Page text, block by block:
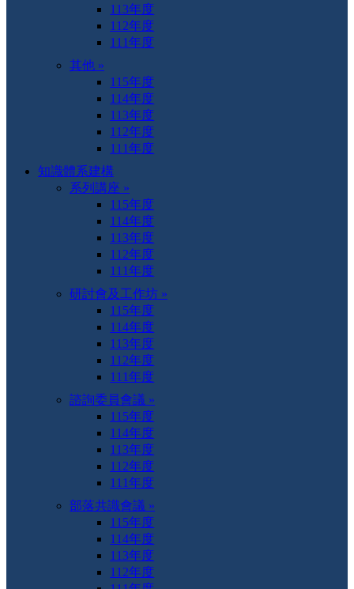
113年度
112年度
111年度
其他 »
115年度
114年度
113年度
112年度
111年度
知識體系建構
系列講座 »
115年度
114年度
113年度
112年度
111年度
研討會及工作坊 »
115年度
114年度
113年度
112年度
111年度
諮詢委員會議 »
115年度
114年度
113年度
112年度
111年度
部落共識會議 »
115年度
114年度
113年度
112年度